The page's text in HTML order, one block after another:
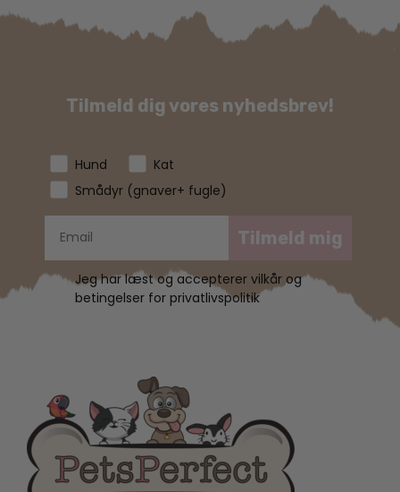
Tilmeld dig vores nyhedsbrev!
Hund
Kat
Smådyr (gnaver+ fugle)
Tilmeld mig
Jeg har læst og accepterer vilkår og
betingelser for privatlivspolitik